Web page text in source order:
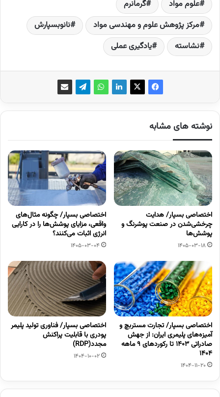
علوم مواد
گرمانرم
مرکز پژوهش علوم و مهندسی مواد
نانوبسپارش
نشاسته
یادگیری عملی
نوشته های مشابه
اختصاصی بسپار/ هدایت
چرخشی‌شدن در صنعت پوشرنگ و
پوشش‌ها
1405-03-18
اختصاصی بسپار/ چگونه مثال‌های
واقعی، مزایای پوشش‌ها را در کارایی
انرژی اثبات می‌کنند؟
1405-03-04
اختصاصی بسپار/ تجارت مستربچ و
آمیزه‌های پلیمری ایران: از جهش
صادراتی ۱۴۰۳ تا رکوردهای ۹ ماهه
۱۴۰۴
1404-11-20
اختصاصی بسپار/ فناوری تولید پلیمر
پودری با قابلیت پراکنش
مجدد(RDP)
1404-10-02